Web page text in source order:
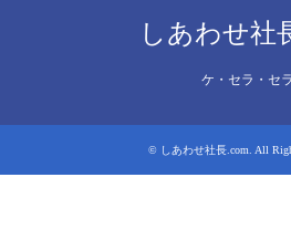
しあわせ社
ケ・セラ・セラ
© しあわせ社長.com . All